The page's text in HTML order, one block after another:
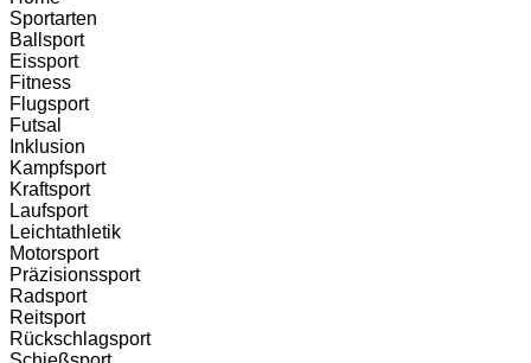
Sportarten
Ballsport
Eissport
Fitness
Flugsport
Futsal
Inklusion
Kampfsport
Kraftsport
Laufsport
Leichtathletik
Motorsport
Präzisionssport
Radsport
Reitsport
Rückschlagsport